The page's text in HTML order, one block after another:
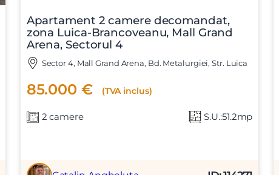
Apartament 2 camere decomandat,
zona Luica-Brancoveanu, Mall Grand
Arena, Sectorul 4
Sector 4, Mall Grand Arena, Bd. Metalurgiei, Str. Luica
85.000 € (TVA inclus)
2 camere S.U.:51.2mp